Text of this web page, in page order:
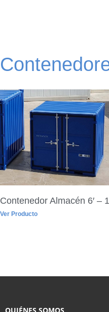
Contenedor Almacén 6′ –
Ver Producto